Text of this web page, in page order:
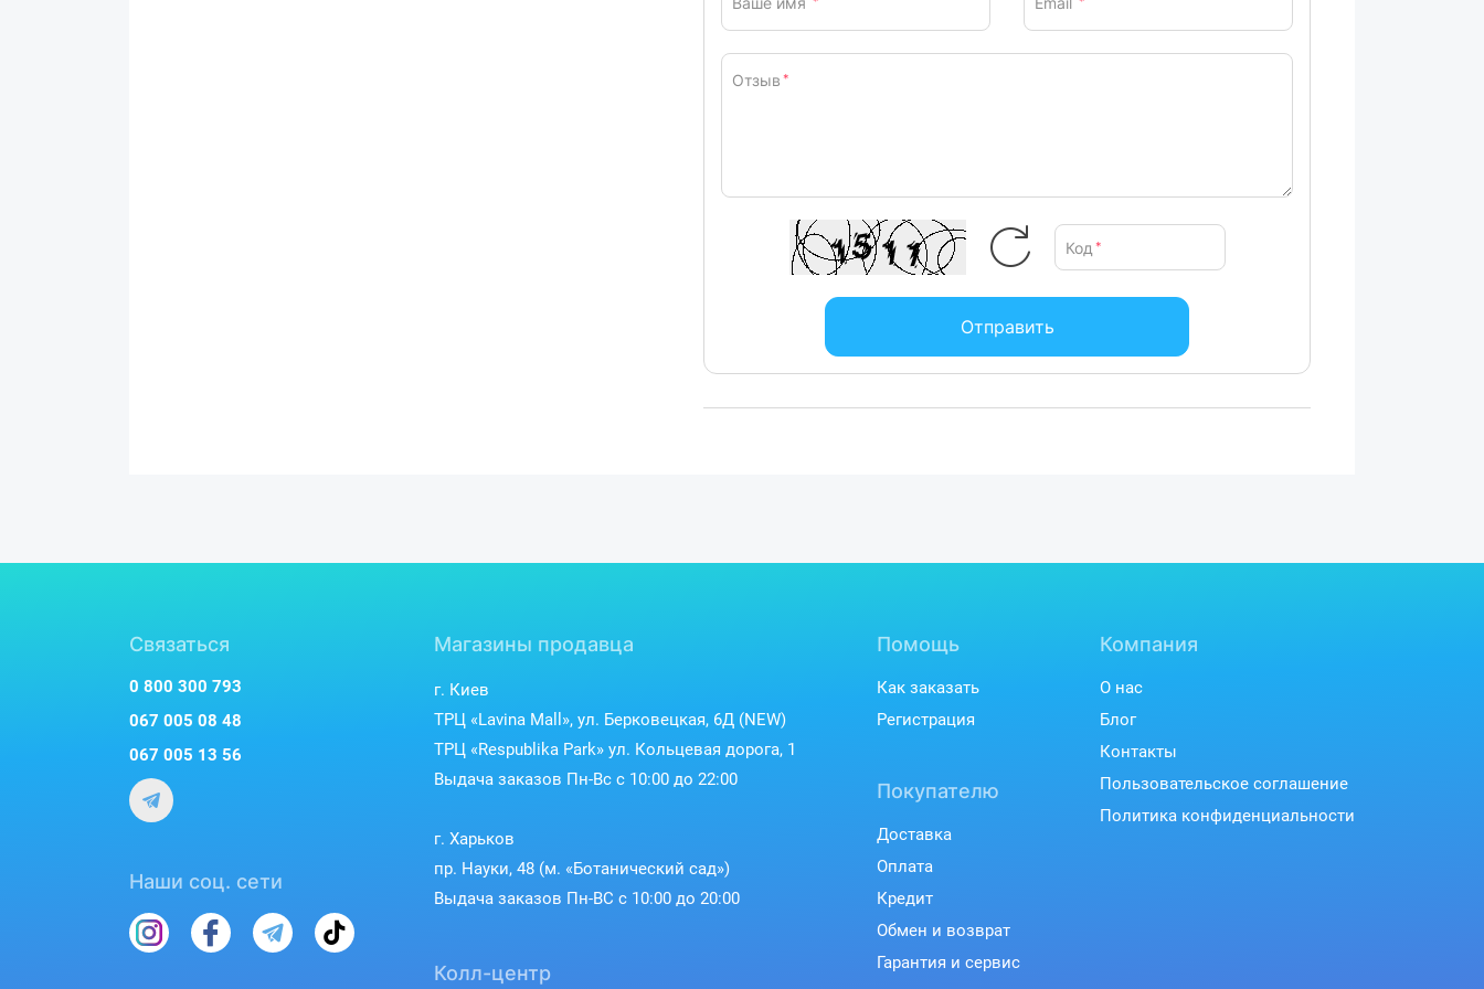
Этот ручной миксер оснащен мощными турбосбивателями из нержавеющей
стали, идеально подходящими для теста для тортов и даже крутого теста.
Посмотрите, как они легко обрабатывают даже жесткие ингредиенты.
Отзыв *
Код *
Отправить
Связаться
0 800 300 793
067 005 08 48
067 005 13 56
Наши соц. сети
Магазины продавца
г. Киев
ТРЦ «Lavina Mall», ул. Берковецкая, 6Д (NEW)
ТРЦ «Respublika Park» ул. Кольцевая дорога, 1
Выдача заказов Пн-Вс с 10:00 до 22:00
г. Харьков
пр. Науки, 48 (м. «Ботанический сад»)
Выдача заказов Пн-ВС с 10:00 до 20:00
Колл-центр
Помощь
Как заказать
Регистрация
Покупателю
Доставка
Оплата
Кредит
Обмен и возврат
Гарантия и сервис
Компания
О нас
Блог
Контакты
Пользовательское соглашение
Политика конфиденциальности